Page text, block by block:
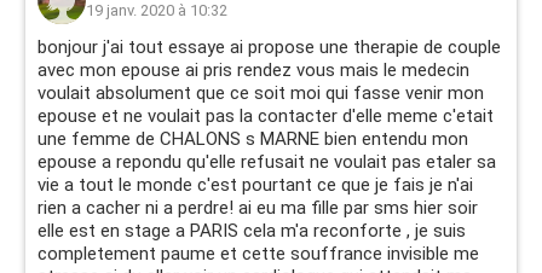
19 janv. 2020 à 10:32
bonjour j'ai tout essaye ai propose une therapie de couple
avec mon epouse ai pris rendez vous mais le medecin
voulait absolument que ce soit moi qui fasse venir mon
epouse et ne voulait pas la contacter d'elle meme c'etait
une femme de CHALONS s MARNE bien entendu mon
epouse a repondu qu'elle refusait ne voulait pas etaler sa
vie a tout le monde c'est pourtant ce que je fais je n'ai
rien a cacher ni a perdre! ai eu ma fille par sms hier soir
elle est en stage a PARIS cela m'a reconforte , je suis
completement paume et cette souffrance invisible me